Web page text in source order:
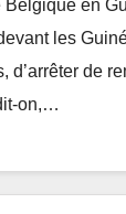
Belgique en
les
d’arrêter de
on,…